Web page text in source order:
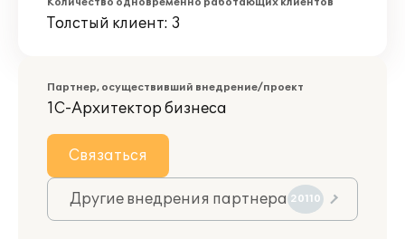
Толстый клиент: 3
Партнер, осуществивший внедрение/проект
1С-Архитектор бизнеса
Связаться
Другие внедрения партнера 20110